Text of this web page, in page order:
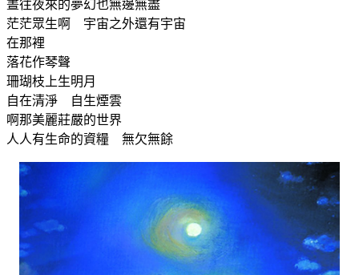
晝往夜來的夢幻也無邊無盡
茫茫眾生啊 宇宙之外還有宇宙
在那裡
落花作琴聲
珊瑚枝上生明月
自在清淨 自生煙雲
啊那美麗莊嚴的世界
人人有生命的資糧 無欠無餘